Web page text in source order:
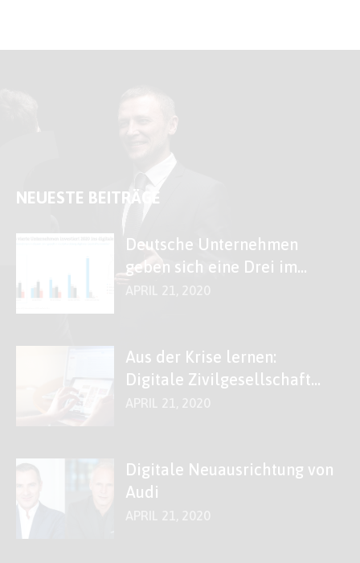
NEUESTE BEITRÄGE
Deutsche Unternehmen
geben sich eine Drei im
Aus der Krise lernen:
Digitale Zivilgesellschaft
Digitale Neuausrichtung von
Audi